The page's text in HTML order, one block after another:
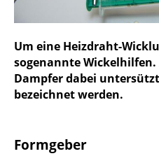
Um eine Heizdraht-
sogenannte Wickelhilfen.
Dampfer dabei
bezeichnet werden.
Formgeber